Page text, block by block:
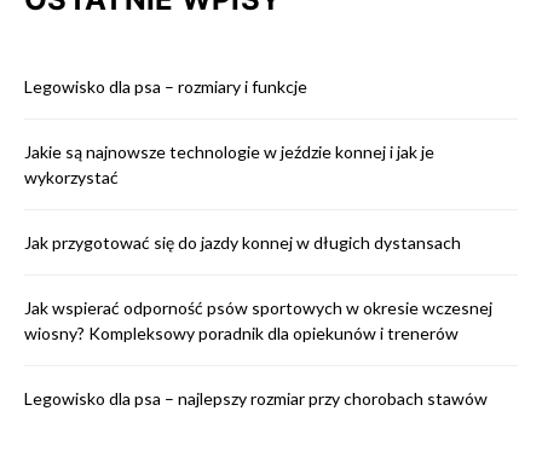
Legowisko dla psa – rozmiary i funkcje
Jakie są najnowsze technologie w jeździe konnej i jak je
wykorzystać
Jak przygotować się do jazdy konnej w długich dystansach
Jak wspierać odporność psów sportowych w okresie wczesnej
wiosny? Kompleksowy poradnik dla opiekunów i trenerów
Legowisko dla psa – najlepszy rozmiar przy chorobach stawów